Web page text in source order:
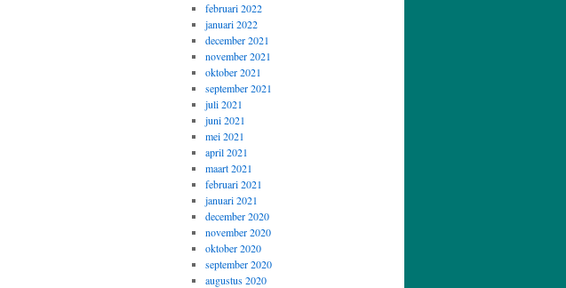
februari 2022
januari 2022
december 2021
november 2021
oktober 2021
september 2021
juli 2021
juni 2021
mei 2021
april 2021
maart 2021
februari 2021
januari 2021
december 2020
november 2020
oktober 2020
september 2020
augustus 2020